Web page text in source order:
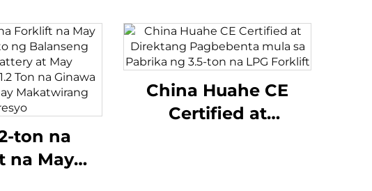
ton na
na May
China Huahe CE
Certified at